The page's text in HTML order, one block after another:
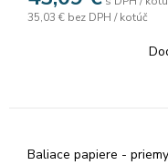
35,03 € bez DPH / kotúč
Baliace papiere -